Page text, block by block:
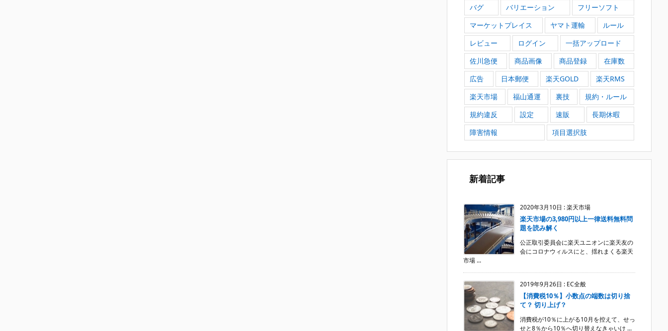
バグ
バリエーション
フリーソフト
マーケットプレイス
ヤマト運輸
ルール
レビュー
ログイン
一括アップロード
佐川急便
商品画像 商品登録
在庫数
広告
日本郵便 楽天GOLD
楽天RMS
楽天市場
福山通運 裏技
規約・ルール
規約違反
設定 速販
長期休暇
障害情報
項目選択肢
新着記事
2020年3月10日 :楽天市場
楽天市場の3,980円以上一律送料無料問
題を読み解く
公正取引委員会に楽天ユニオンに楽天友の
会にコロナウィルスにと、揺れまくる楽天
市場 ...
2019年9月26日 : EC全般
【消費税10％】小数点の端数は切り捨
て？ 切り上げ？
消費税が10％に上がる10月を控えて、せっ
せと8％から10％へ切り替えなきゃいけ ...